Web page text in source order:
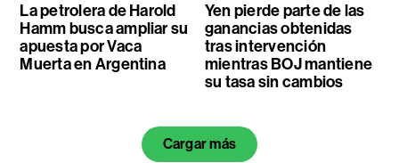
La petrolera de Harold
Hamm busca ampliar su
apuesta por Vaca
Muerta en Argentina
Yen pierde parte de las
ganancias obtenidas
tras intervención
mientras BOJ mantiene
su tasa sin cambios
Cargar más